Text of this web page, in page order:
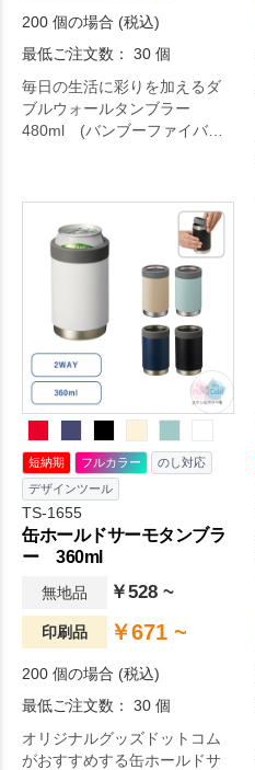
200 個の場合 (税込)
最低ご注文数： 30 個
毎日の生活に彩りを加えるダ
ブルウォールタンブラー
480ml (バンブーファイバー
短納期 フルカラー
のし対応
デザインツール
TS-1655
缶ホールドサーモタンブラ
ー 360ml
無地品 ￥528 ~
印刷品 ￥671 ~
200 個の場合 (税込)
最低ご注文数： 30 個
オリジナルグッズドットコム
がおすすめする缶ホールドサ